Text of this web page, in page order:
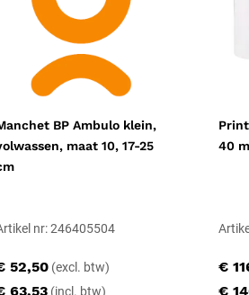
BP Ambulo klein,
maat 10, 17-25
nr: 246405504
63,53
52,50
40
€
€